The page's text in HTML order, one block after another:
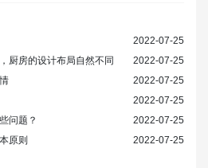
2022-07-25
厨房的设计布局自然不同
2022-07-25
2022-07-25
2022-07-25
问题？
2022-07-25
原则
2022-07-25